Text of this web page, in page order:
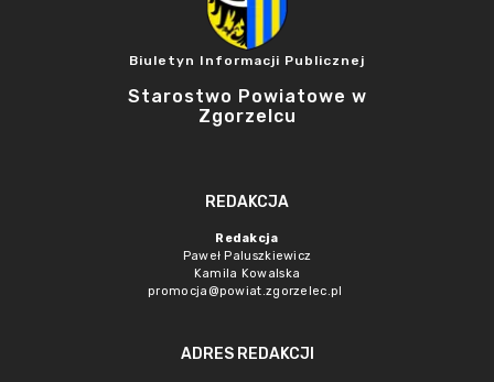
Biuletyn Informacji Publicznej
Starostwo Powiatowe w
Zgorzelcu
REDAKCJA
Redakcja
Paweł Paluszkiewicz
Kamila Kowalska
promocja@powiat.zgorzelec.pl
ADRES REDAKCJI